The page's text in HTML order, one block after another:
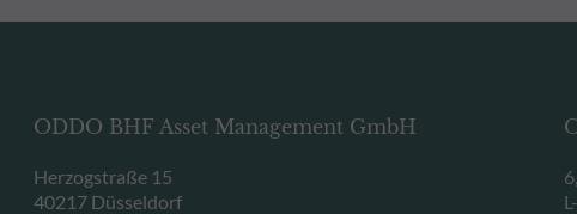
ODDO BHF Asset Management GmbH
Herzogstraße 15
40217 Düsseldorf